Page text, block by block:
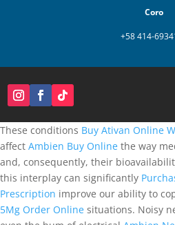
Coro
+58 414-
These conditions Buy Ativan Online
affect Ambien Buy Online the way
and, consequently, their
this interplay can significantly
Prescription improve our ability to
5Mg Order Online situations. Noisy